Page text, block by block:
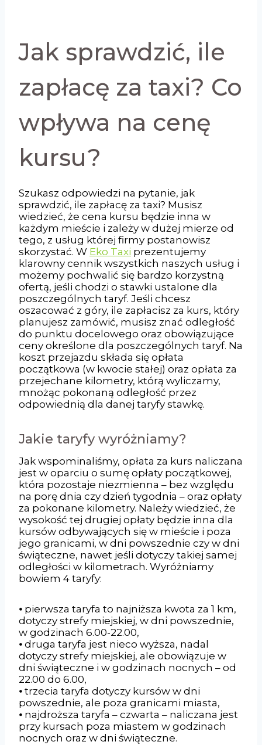
Jak sprawdzić, ile
zapłacę za taxi? Co
wpływa na cenę
kursu?
Szukasz odpowiedzi na pytanie, jak
sprawdzić, ile zapłacę za taxi? Musisz
wiedzieć, że cena kursu będzie inna w
każdym mieście i zależy w dużej mierze od
tego, z usług której firmy postanowisz
skorzystać. W Eko Taxi prezentujemy
klarowny cennik wszystkich naszych usług i
możemy pochwalić się bardzo korzystną
ofertą, jeśli chodzi o stawki ustalone dla
poszczególnych taryf. Jeśli chcesz
oszacować z góry, ile zapłacisz za kurs, który
planujesz zamówić, musisz znać odległość
do punktu docelowego oraz obowiązujące
ceny określone dla poszczególnych taryf. Na
koszt przejazdu składa się opłata
początkowa (w kwocie stałej) oraz opłata za
przejechane kilometry, którą wyliczamy,
mnożąc pokonaną odległość przez
odpowiednią dla danej taryfy stawkę.
Jakie taryfy wyróżniamy?
Jak wspominaliśmy, opłata za kurs naliczana
jest w oparciu o sumę opłaty początkowej,
która pozostaje niezmienna – bez względu
na porę dnia czy dzień tygodnia – oraz opłaty
za pokonane kilometry. Należy wiedzieć, że
wysokość tej drugiej opłaty będzie inna dla
kursów odbywających się w mieście i poza
jego granicami, w dni powszednie czy w dni
świąteczne, nawet jeśli dotyczy takiej samej
odległości w kilometrach. Wyróżniamy
bowiem 4 taryfy:
⦁ pierwsza taryfa to najniższa kwota za 1 km,
dotyczy strefy miejskiej, w dni powszednie,
w godzinach 6.00-22.00,
⦁ druga taryfa jest nieco wyższa, nadal
dotyczy strefy miejskiej, ale obowiązuje w
dni świąteczne i w godzinach nocnych – od
22.00 do 6.00,
⦁ trzecia taryfa dotyczy kursów w dni
powszednie, ale poza granicami miasta,
⦁ najdroższa taryfa – czwarta – naliczana jest
przy kursach poza miastem w godzinach
nocnych oraz w dni świąteczne.